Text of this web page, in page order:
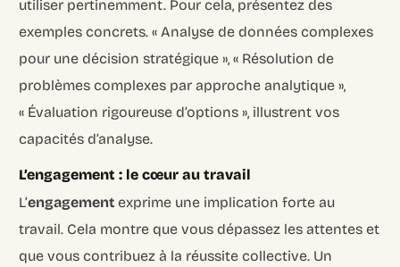
utiliser pertinemment. Pour cela, présentez des
exemples concrets. « Analyse de données complexes
pour une décision stratégique », « Résolution de
problèmes complexes par approche analytique »,
« Évaluation rigoureuse d’options », illustrent vos
capacités d’analyse.
L’engagement : le cœur au travail
L’engagement exprime une implication forte au
travail. Cela montre que vous dépassez les attentes et
que vous contribuez à la réussite collective. Un